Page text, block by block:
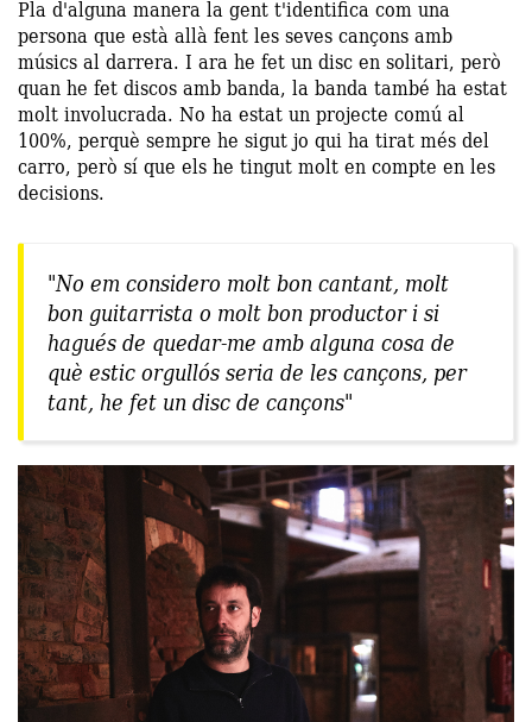
Pla d'alguna manera la gent t'identifica com una
persona que està allà fent les seves cançons amb
músics al darrera. I ara he fet un disc en solitari, però
quan he fet discos amb banda, la banda també ha estat
molt involucrada. No ha estat un projecte comú al
100%, perquè sempre he sigut jo qui ha tirat més del
carro, però sí que els he tingut molt en compte en les
decisions.
"No em considero molt bon cantant, molt
bon guitarrista o molt bon productor i si
hagués de quedar-me amb alguna cosa de
què estic orgullós seria de les cançons, per
tant, he fet un disc de cançons"